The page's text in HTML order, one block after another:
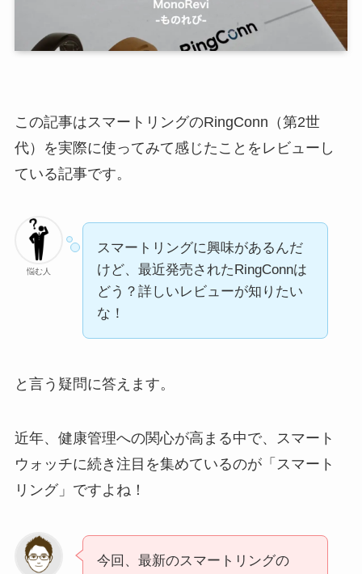
この記事はスマートリングのRingConn（第2世
代）を実際に使ってみて感じたことをレビューし
ている記事です。
悩む人
スマートリングに興味があるんだ
けど、最近発売されたRingConnは
どう？詳しいレビューが知りたい
な！
と言う疑問に答えます。
近年、健康管理への関心が高まる中で、スマート
ウォッチに続き注目を集めているのが「スマート
リング」ですよね！
今回、最新のスマートリングの